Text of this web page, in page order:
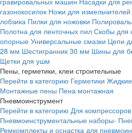
газонокосилок Ножи для измельчителей
лобзика Пилки для ножовки
Полотна для ленточных пил Скобы для
опорные Универсальные смазки Цепи
28 мм Шестигранник 30 мм Шины для
Щетки для ушм
Пены, герметики, клеи строительные
Перейти в категорию Герметики Жидкие
Монтажные пены Пена монтажная
Пневмоинструмент
Перейти в категорию Для
Пневмоинструментальные наборы-
Ремкомплекты и оснастка для